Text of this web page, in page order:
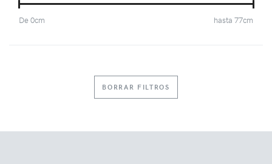
De0cm hasta 77cm
BORRAR FILTROS